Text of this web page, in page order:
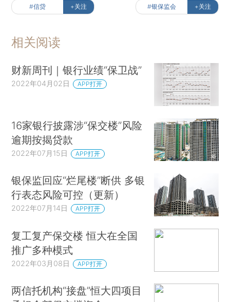
#信贷 +关注 #银保监会 +关注
相关阅读
财新周刊｜银行业绩“保卫战”
2022年04月02日 APP打开
16家银行披露涉“保交楼”风险
逾期按揭贷款
2022年07月15日 APP打开
银保监回应“烂尾楼”断供 多银
行表态风险可控（更新）
2022年07月14日 APP打开
复工复产保交楼 恒大在全国
推广多种模式
2022年03月08日 APP打开
两信托机构“接盘”恒大四项目